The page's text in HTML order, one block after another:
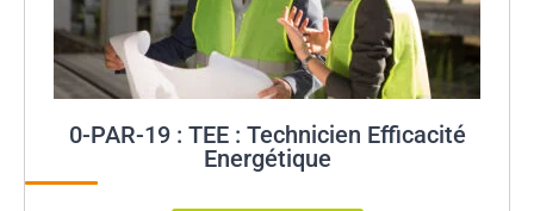
0-PAR-19 : TEE : Technicien Efficacité
Energétique